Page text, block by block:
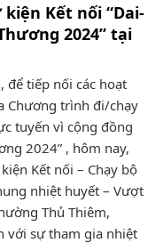
Kết nối “Dai-
2024” tại
để tiếp nối các hoạt
Chương trình đi/chạy
tuyến vì cộng đồng
2024” , hôm nay,
Kết nối – Chạy bộ
nhiệt huyết – Vượt
Thủ Thiêm,
với sự tham gia nhiệt